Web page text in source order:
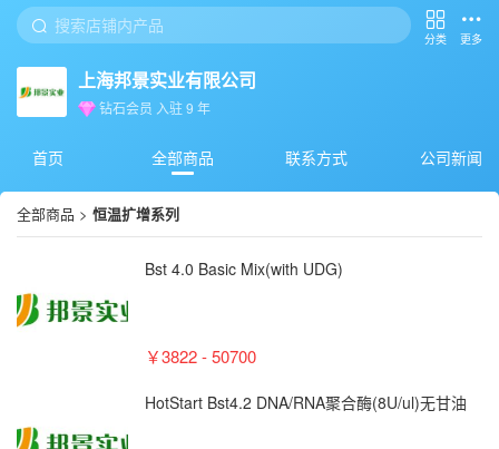
分类 更多
上海邦景实业有限公司
钻石会员 入驻9 年
首页 全部商品 联系方式 公司新闻
全部商品 > 恒温扩增系列
Bst 4.0 Basic Mix(with UDG)
￥3822 - 50700
HotStart Bst4.2 DNA/RNA聚合酶(8U/ul)无甘油